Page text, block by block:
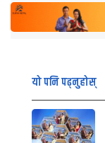
यो पनि पढ्नुहोस्